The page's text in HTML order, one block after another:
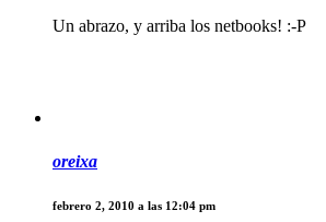
Un abrazo, y arriba los netbooks! :-P
oreixa
febrero 2, 2010 a las 12:04 pm